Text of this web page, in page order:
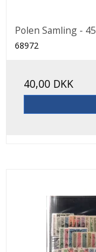
Polen Samling -
68972
40,00 DKK